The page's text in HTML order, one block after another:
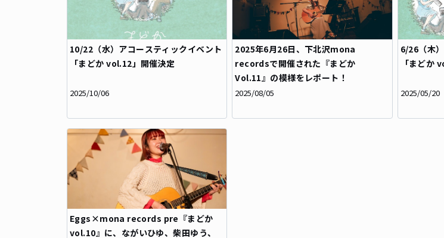
10/22（水）アコースティックイベント
「まどか vol.12」開催決定
2025/10/06
2025年6月26日、下北沢mona
recordsで開催された『まどか
Vol.11』の模様をレポート！
2025/08/05
6/26（木
「まどか
2025/05/20
Eggs×mona records pre『まどか
vol.10』に、ながいひゆ、柴田ゆう、